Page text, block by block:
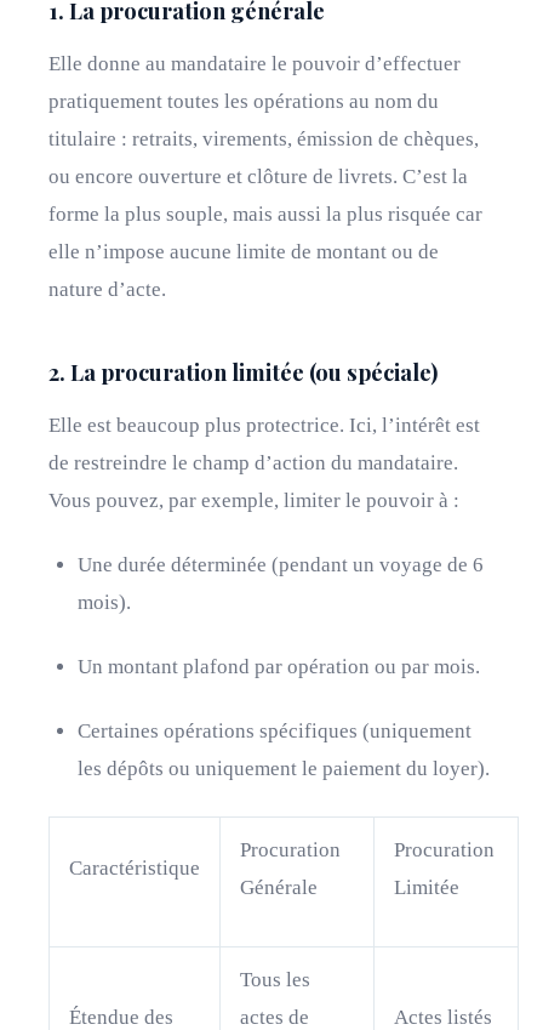
1. La procuration générale
Elle donne au mandataire le pouvoir d’effectuer
pratiquement toutes les opérations au nom du
titulaire : retraits, virements, émission de chèques,
ou encore ouverture et clôture de livrets. C’est la
forme la plus souple, mais aussi la plus risquée car
elle n’impose aucune limite de montant ou de
nature d’acte.
2. La procuration limitée (ou spéciale)
Elle est beaucoup plus protectrice. Ici, l’intérêt est
de restreindre le champ d’action du mandataire.
Vous pouvez, par exemple, limiter le pouvoir à :
Une durée déterminée (pendant un voyage de 6
mois).
Un montant plafond par opération ou par mois.
Certaines opérations spécifiques (uniquement
les dépôts ou uniquement le paiement du loyer).
Caractéristique
Procuration
Générale
Procuration
Limitée
Étendue des
Tous les
actes de
Actes listés